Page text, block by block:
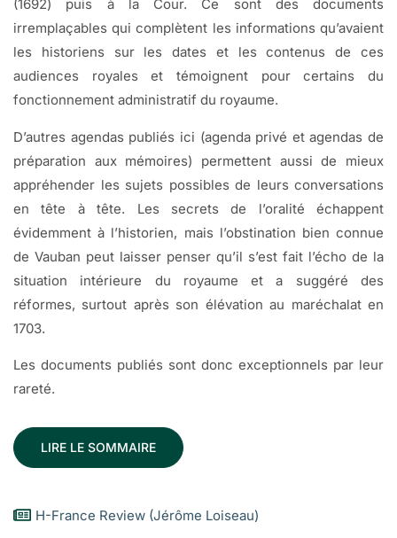
(1692) puis à la Cour. Ce sont des documents
irremplaçables qui complètent les informations qu’avaient
les historiens sur les dates et les contenus de ces
audiences royales et témoignent pour certains du
fonctionnement administratif du royaume.
D’autres agendas publiés ici (agenda privé et agendas de
préparation aux mémoires) permettent aussi de mieux
appréhender les sujets possibles de leurs conversations
en tête à tête. Les secrets de l’oralité échappent
évidemment à l’historien, mais l’obstination bien connue
de Vauban peut laisser penser qu’il s’est fait l’écho de la
situation intérieure du royaume et a suggéré des
réformes, surtout après son élévation au maréchalat en
1703.
Les documents publiés sont donc exceptionnels par leur
rareté.
LIRE LE SOMMAIRE
H-France Review (Jérôme Loiseau)